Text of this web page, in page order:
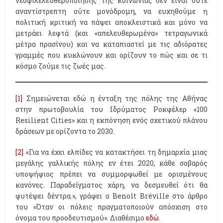
αναντίστρεπτη ούτε μονόδρομη, να ευχηθούμε η
πολιτική κριτική να πάψει αποκλειστικά και μόνο να
μετράει λεφτά (και «απελευθερωμένα» τετραγωνικά
μέτρα πρασίνου) και να καταπιαστεί με τις αδιόρατες
γραμμές που κυκλώνουν και ορίζουν το πώς και σε τι
κόσμο ζούμε τις ζωές μας.
[1] Σημειώνεται εδώ η ένταξη της πόλης της Αθήνας
στην πρωτοβουλία του Ιδρύματος Ροκφέλερ «100
Resilient Cities» και η εκπόνηση ενός σχετικού πλάνου
δράσεων με ορίζοντα το 2030.
[2] «Για να έχει ελπίδες να κατακτήσει τη δημαρχία μιας
μεγάλης γαλλικής πόλης εν έτει 2020, κάθε σοβαρός
υποψήφιος πρέπει να συμμορφωθεί με ορισμένους
κανόνες. Παραδείγματος χάρη, να δεσμευθεί ότι θα
φυτέψει δέντρα.», γράφει ο Benoît Bréville στο άρθρο
του «Όταν οι πόλεις πραγματοποιούν απόσχιση στο
όνομα του προοδευτισμού». Διαθέσιμο εδώ.